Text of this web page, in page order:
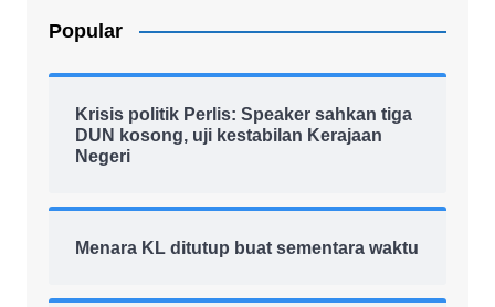
Popular
Krisis politik Perlis: Speaker sahkan tiga
DUN kosong, uji kestabilan Kerajaan
Negeri
Menara KL ditutup buat sementara waktu